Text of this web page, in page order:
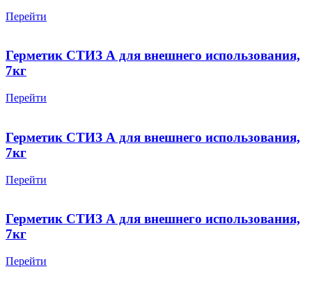
Перейти
Герметик СТИЗ А для внешнего использования,
7кг
Перейти
Герметик СТИЗ А для внешнего использования,
7кг
Перейти
Герметик СТИЗ А для внешнего использования,
7кг
Перейти